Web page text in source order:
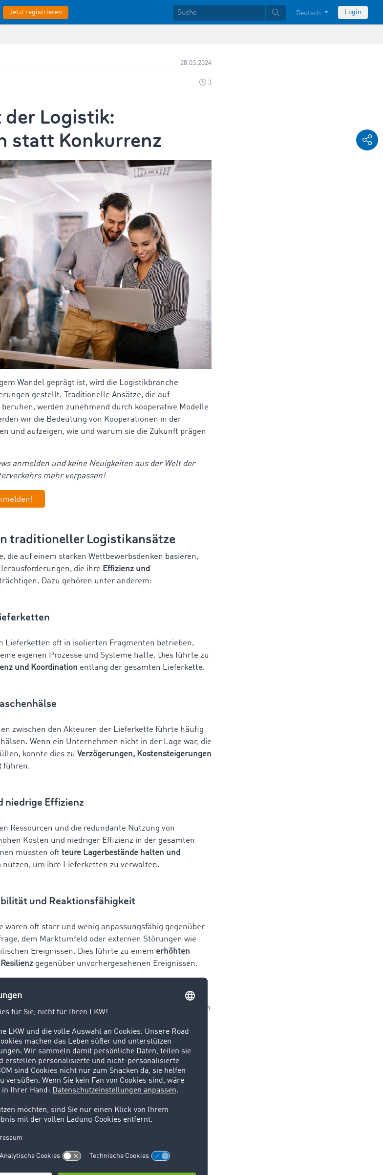
Jetzt registrieren Deutsch Login
28.03.2024
3
Logistik:
statt Konkurrenz
Wandel geprägt ist, wird die Logistikbranche
gestellt. Traditionelle Ansätze, die auf
werden zunehmend durch kooperative Modelle
wir die Bedeutung von Kooperationen in der
und aufzeigen, wie und warum sie die Zukunft prägen
anmelden und keine Neuigkeiten aus der Welt der
mehr verpassen!
traditioneller Logistikansätze
die auf einem starken Wettbewerbsdenken basieren,
die ihre Effizienz und
Dazu gehören unter anderem:
Lieferketten oft in isolierten Fragmenten betrieben,
eigenen Prozesse und Systeme hatte. Dies führte zu
und Koordination entlang der gesamten Lieferkette.
zwischen den Akteuren der Lieferkette führte häufig
Wenn ein Unternehmen nicht in der Lage war, die
konnte dies zu Verzögerungen, Kostensteigerungen
führen.
niedrige Effizienz
Ressourcen und die redundante Nutzung von
Kosten und niedriger Effizienz in der gesamten
mussten oft teure Lagerbestände halten und
nutzen, um ihre Lieferketten zu verwalten.
und Reaktionsfähigkeit
waren oft starr und wenig anpassungsfähig gegenüber
dem Marktumfeld oder externen Störungen wie
Ereignissen. Dies führte zu einem erhöhten
gegenüber unvorhergesehenen Ereignissen.
zeigen deutlich, warum traditionelle
ihre Grenzen stoßen und warum ein
Modellen notwendig ist, um den zukünftigen
in der Logistik
Vorteile für Unternehmen in der Logistikbranche.
Informationen und Best Practices können
gesteigert und Kosten gesenkt
bessere Anpassungsfähigkeit an Veränderungen im
Unternehmen können
verschaffen.